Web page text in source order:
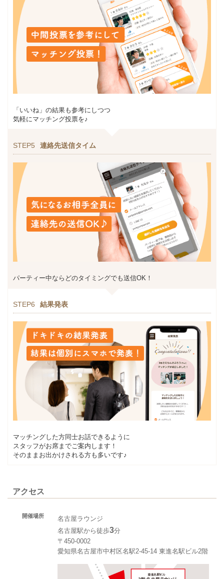
「いいね」の結果も参考にしつつ
気軽にマッチング投票を♪
STEP5 連絡先送信タイム
パーティー中ならどのタイミングでも送信OK！
STEP6 結果発表
マッチングした方同士お話できるように
スタッフがお席までご案内します！
そのままお出かけされる方も多いです♪
アクセス
開催場所
名古屋ラウンジ
名古屋駅から徒歩3分
〒450-0002
愛知県名古屋市中村区名駅2-45-14 東進名駅ビル2階